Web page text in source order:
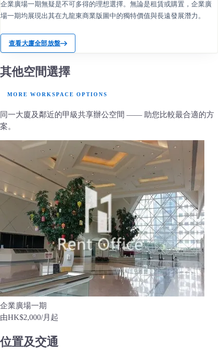
企業廣場一期無疑是不可多得的理想選擇。無論是租賃或購置，企業廣
場一期均展現出其在九龍東商業版圖中的獨特價值與長遠發展潛力。
查看大廈全部放盤
其他空間選擇
MORE WORKSPACE OPTIONS
同一大廈及鄰近的甲級共享辦公空間 —— 助您比較最合適的方
案。
企業廣場一期
由HK$2,000/月起
位置及交通